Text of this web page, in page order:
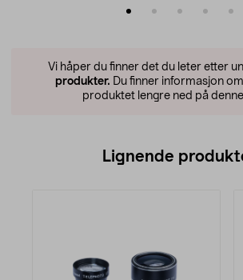
Vi håper du finner det du leter etter
produkter. Du finner informasjon
produktet lengre ned på
Lignende